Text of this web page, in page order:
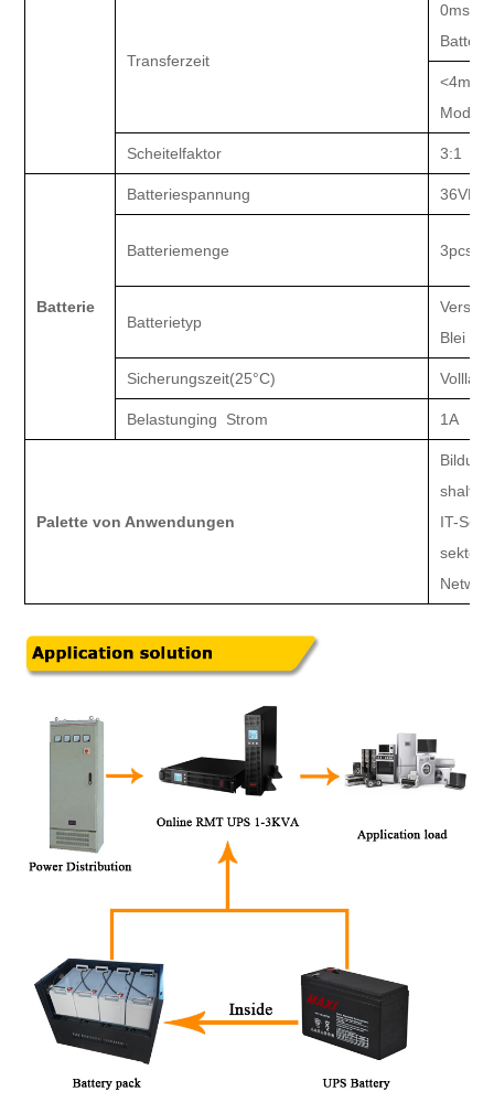
Transferzeit
0ms
<4ms
Modus
Scheitelfaktor 3:1
Batterie
Batteriespannung 36VDC
Batteriemenge 3
Batterietyp
Blei
Sicherungszeit(25°C)
Belastunging Strom 1A
Palette von Anwendungen
IT-
sektor,